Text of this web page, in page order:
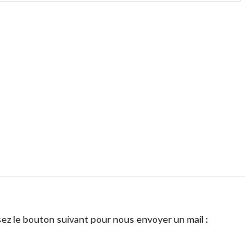
le bouton suivant pour nous envoyer un mail :